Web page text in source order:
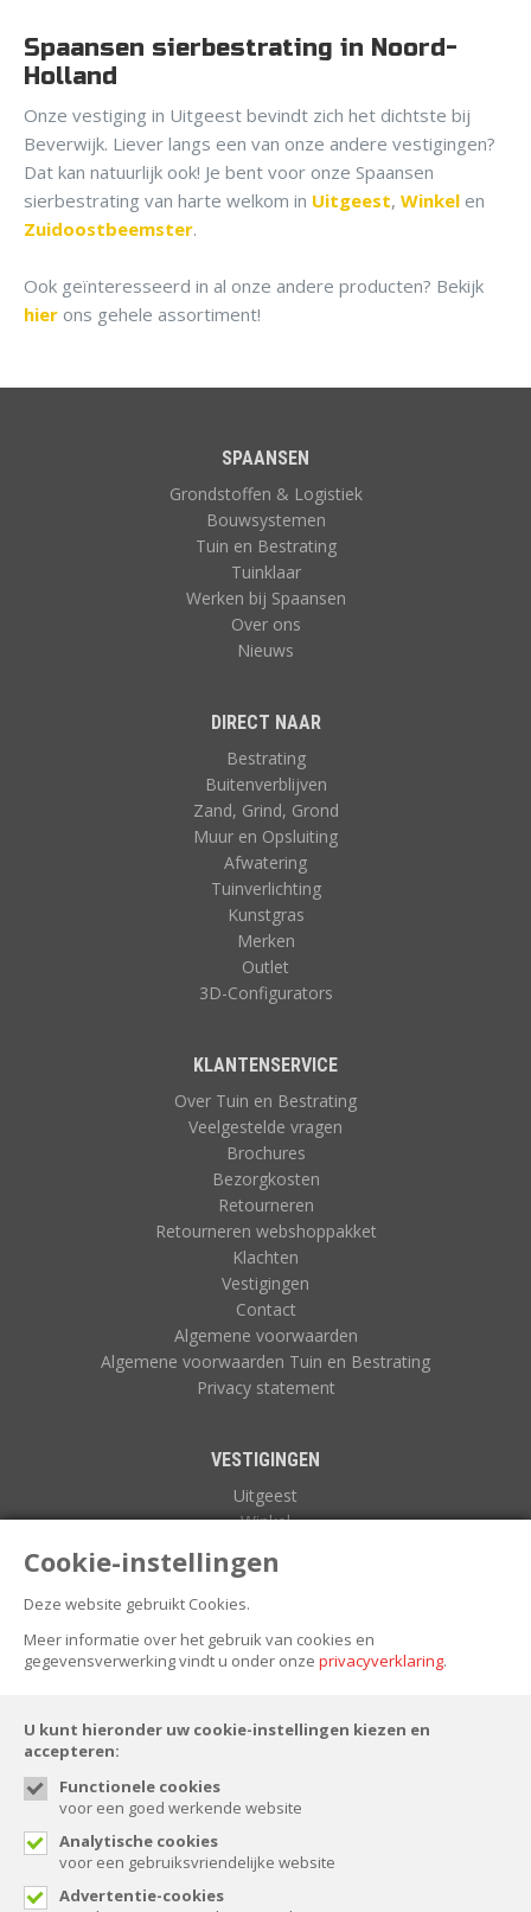
Cookie-instellingen
Deze website gebruikt Cookies.
Meer informatie over het gebruik van cookies en
gegevensverwerking vindt u onder onze privacyverklaring.
U kunt hieronder uw cookie-instellingen kiezen en
accepteren:
Functionele cookies
voor een goed werkende website
Analytische cookies
voor een gebruiksvriendelijke website
Advertentie-cookies
Spaansen sierbestrating in Noord-
Holland
Onze vestiging in Uitgeest bevindt zich het dichtste bij
Beverwijk. Liever langs een van onze andere vestigingen?
Dat kan natuurlijk ook! Je bent voor onze Spaansen
sierbestrating van harte welkom in Uitgeest, Winkel en
Zuidoostbeemster.
Ook geïnteresseerd in al onze andere producten? Bekijk
hier ons gehele assortiment!
SPAANSEN
Grondstoffen & Logistiek
Bouwsystemen
Tuin en Bestrating
Tuinklaar
Werken bij Spaansen
Over ons
Nieuws
DIRECT NAAR
Bestrating
Buitenverblijven
Zand, Grind, Grond
Muur en Opsluiting
Afwatering
Tuinverlichting
Kunstgras
Merken
Outlet
3D-Configurators
KLANTENSERVICE
Over Tuin en Bestrating
Veelgestelde vragen
Brochures
Bezorgkosten
Retourneren
Retourneren webshoppakket
Klachten
Vestigingen
Contact
Algemene voorwaarden
Algemene voorwaarden Tuin en Bestrating
Privacy statement
VESTIGINGEN
Uitgeest
Winkel
Zuidoostbeemster
FOLLOW US